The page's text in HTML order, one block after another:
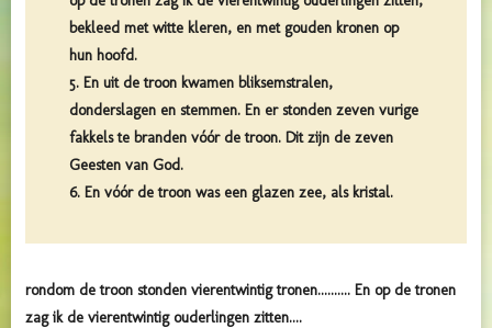
bekleed met witte kleren, en met gouden kronen op
hun hoofd.
5. En uit de troon kwamen bliksemstralen,
donderslagen en stemmen. En er stonden zeven vurige
fakkels te branden vóór de troon. Dit zijn de zeven
Geesten van God.
6. En vóór de troon was een glazen zee, als kristal.
rondom de troon stonden vierentwintig tronen.......... En op de tronen
zag ik de vierentwintig ouderlingen zitten....